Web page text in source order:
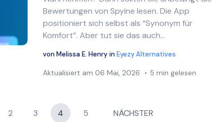
Twitter Facebook Link kopieren
Bewertungen von Spyine lesen. Die App
positioniert sich selbst als “Synonym für
Komfort”. Aber tut sie das auch...
vonMelissa E. Henry inEyezy Alternatives
Aktualisiert am 06 Mai, 2026 5 min gelesen
2 3 4 5 NÄCHSTER